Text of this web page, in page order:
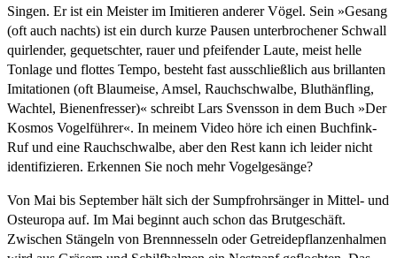
Singen. Er ist ein Meister im Imitieren anderer Vögel. Sein »Gesang
(oft auch nachts) ist ein durch kurze Pausen unterbrochener Schwall
quirlender, gequetschter, rauer und pfeifender Laute, meist helle
Tonlage und flottes Tempo, besteht fast ausschließlich aus brillanten
Imitationen (oft Blaumeise, Amsel, Rauchschwalbe, Bluthänfling,
Wachtel, Bienenfresser)« schreibt Lars Svensson in dem Buch »Der
Kosmos Vogelführer«. In meinem Video höre ich einen Buchfink-
Ruf und eine Rauchschwalbe, aber den Rest kann ich leider nicht
identifizieren. Erkennen Sie noch mehr Vogelgesänge?
Von Mai bis September hält sich der Sumpfrohrsänger in Mittel- und
Osteuropa auf. Im Mai beginnt auch schon das Brutgeschäft.
Zwischen Stängeln von Brennnesseln oder Getreidepflanzenhalmen